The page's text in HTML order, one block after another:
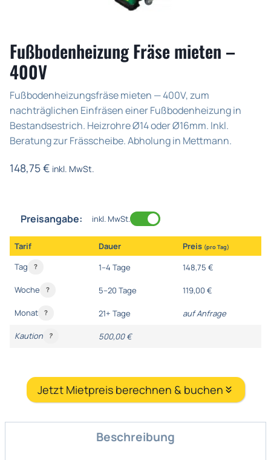
Fußbodenheizung Fräse mieten –
400V
Fußbodenheizungsfräse mieten — 400V, zum
nachträglichen Einfräsen einer Fußbodenheizung in
Bestandsestrich. Heizrohre Ø14 oder Ø16mm. Inkl.
Beratung zur Frässcheibe. Abholung in Mettmann.
148,75€ inkl. MwSt.
Preisangabe: inkl. MwSt.
Tarif Dauer Preis (pro Tag)
Tag ? 1–4 Tage 148,75 €
Woche ? 5–20 Tage 119,00 €
Monat ? 21+ Tage auf Anfrage
Kaution ? 500,00 €
Jetzt Mietpreis berechnen & buchen
Beschreibung